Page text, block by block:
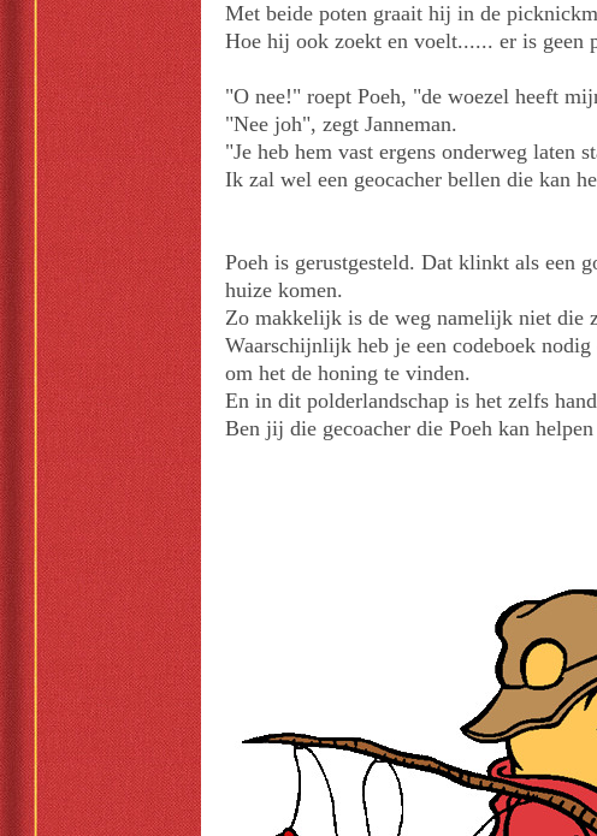
Met beide poten graait hij in de
Hoe hij ook zoekt en voelt...... er is geen
"O nee!" roept Poeh, "de woezel heeft
"Nee joh", zegt Janneman.
"Je heb hem vast ergens onderweg laten
Ik zal wel een geocacher bellen die kan
Poeh is gerustgesteld. Dat klinkt als een
huize komen.
Zo makkelijk is de weg namelijk niet die
Waarschijnlijk heb je een codeboek
om het de honing te vinden.
En in dit polderlandschap is het zelfs
Ben jij die gecoacher die Poeh kan helpen